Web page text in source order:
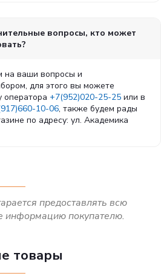
вопросы, кто может
на ваши вопросы и
для этого вы можете
оператора +7(952)020-25-25 или в
10-06, также будем рады
по адресу: ул. Академика
предоставлять всю
информацию покупателю.
товары